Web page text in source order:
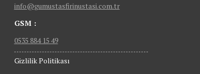
info@gumustasfirinustasi.com.tr
GSM :
0535 884 15 49
Gizlilik Politikası